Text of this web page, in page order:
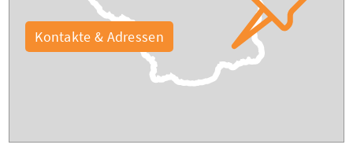
Kontakte & Adressen